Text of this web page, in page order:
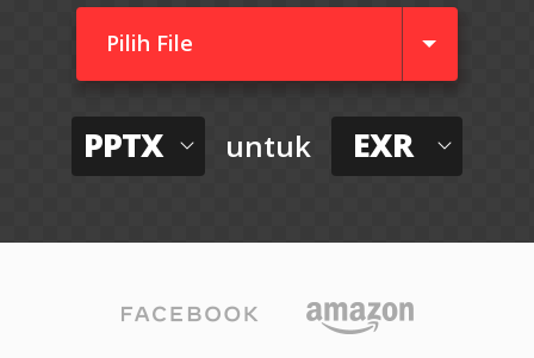
Pilih File
PPTX untuk EXR